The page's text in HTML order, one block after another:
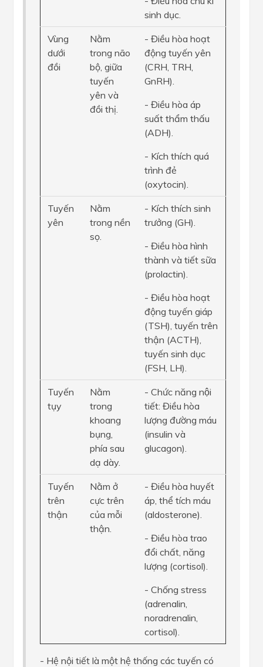
sinh dục.
Vùng
dưới
đồi
Nằm
trong não
bộ, giữa
tuyến
yên và
đồi thị.
- Điều hòa hoạt
động tuyến yên
(CRH, TRH,
GnRH).
- Điều hòa áp
suất thẩm thấu
(ADH).
- Kích thích quá
trình đẻ
(oxytocin).
Tuyến
yên
Nằm
trong nền
sọ.
- Kích thích sinh
trưởng (GH).
- Điều hòa hình
thành và tiết sữa
(prolactin).
- Điều hòa hoạt
động tuyến giáp
(TSH), tuyến trên
thận (ACTH),
tuyến sinh dục
(FSH, LH).
Tuyến
tụy
Nằm
trong
khoang
bụng,
phía sau
dạ dày.
- Chức năng nội
tiết: Điều hòa
lượng đường máu
(insulin và
glucagon).
Tuyến
trên
thận
Nằm ở
cực trên
của mỗi
thận.
- Điều hòa huyết
áp, thể tích máu
(aldosterone).
- Điều hòa trao
đổi chất, năng
lượng (cortisol).
- Chống stress
(adrenalin,
noradrenalin,
cortisol).
- Hệ nội tiết là một hệ thống các tuyến có